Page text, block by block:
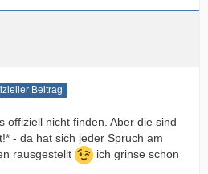
Beitrag
offiziell nicht finden. Aber die sind
- da hat sich jeder Spruch am
rausgestellt
ich grinse schon